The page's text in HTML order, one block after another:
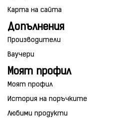
Карта на сайта
Допълнения
Производители
Ваучери
Моят профил
Моят профил
История на поръчките
Любими продукти